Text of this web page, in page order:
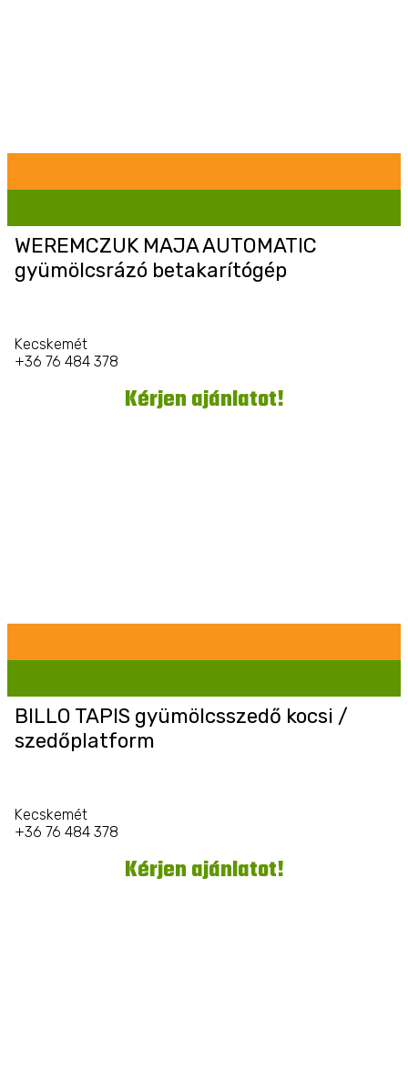
WEREMCZUK MAJA AUTOMATIC
gyümölcsrázó betakarítógép
Kecskemét
+36 76 484 378
Kérjen ajánlatot!
BILLO TAPIS gyümölcsszedő kocsi /
szedőplatform
Kecskemét
+36 76 484 378
Kérjen ajánlatot!